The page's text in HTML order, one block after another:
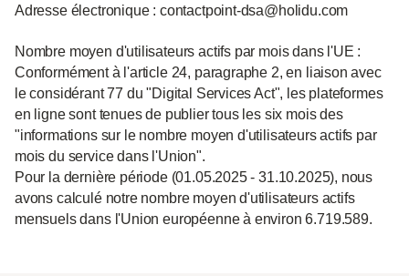
Adresse électronique : contactpoint-dsa@holidu.com
Nombre moyen d'utilisateurs actifs par mois dans l'UE :
Conformément à l'article 24, paragraphe 2, en liaison avec
le considérant 77 du "Digital Services Act", les plateformes
en ligne sont tenues de publier tous les six mois des
"informations sur le nombre moyen d'utilisateurs actifs par
mois du service dans l'Union".
Pour la dernière période (01.05.2025 - 31.10.2025), nous
avons calculé notre nombre moyen d'utilisateurs actifs
mensuels dans l'Union européenne à environ 6.719.589.